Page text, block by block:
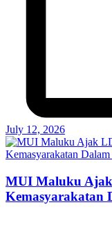
July 12, 2026
MUI Maluku
Kemasyarakatan